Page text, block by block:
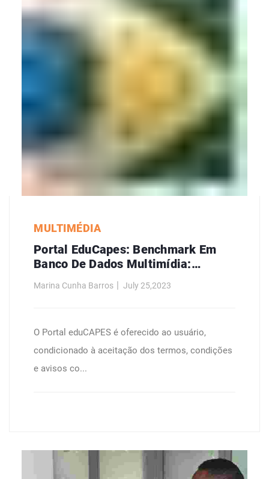
MULTIMÉDIA
Portal EduCapes: Benchmark Em
Banco De Dados Multimídia:
Análise De Desempenho Em
Recuperaçăo De Objetos Multimídia
Marina Cunha Barros July 25,2023
O Portal eduCAPES é oferecido ao usuário,
condicionado à aceitação dos termos, condições
e avisos co...